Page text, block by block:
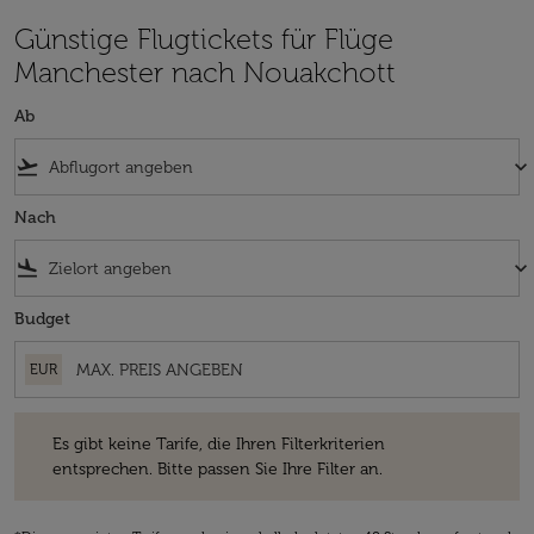
Günstige Flugtickets für Flüge
Manchester nach Nouakchott
Ab
flight_takeoff keyboard_arrow_down
Nach
flight_land keyboard_arrow_down
Budget
EUR
Es gibt keine Tarife, die Ihren Filterkriterien
entsprechen. Bitte passen Sie Ihre Filter an.